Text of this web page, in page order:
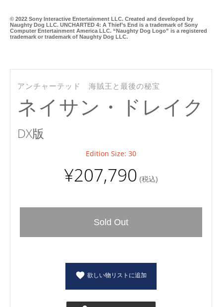
© 2022 Sony Interactive Entertainment LLC. Created and developed by
Naughty Dog LLC. UNCHARTED 4: A Thief’s End is a trademark of Sony
Computer Entertainment America LLC. “Naughty Dog Logo” is a registered
trademark or trademark of Naughty Dog LLC.
アンチャーテッド 海賊王と最後の秘宝
ネイサン・ドレイク
DX版
Edition Size: 30
¥207,790 (税込)
Sold Out
欲しい物リストに追加